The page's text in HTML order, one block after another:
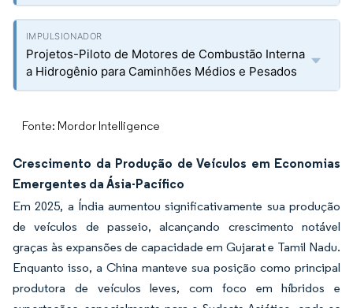
Projetos-Piloto de Motores de Combustão Interna
a Hidrogênio para Caminhões Médios e Pesados
Fonte: Mordor Intelligence
Crescimento da Produção de Veículos em Economias
Emergentes da Ásia-Pacífico
Em 2025, a Índia aumentou significativamente sua produção
de veículos de passeio, alcançando crescimento notável
graças às expansões de capacidade em Gujarat e Tamil Nadu.
Enquanto isso, a China manteve sua posição como principal
produtora de veículos leves, com foco em híbridos e